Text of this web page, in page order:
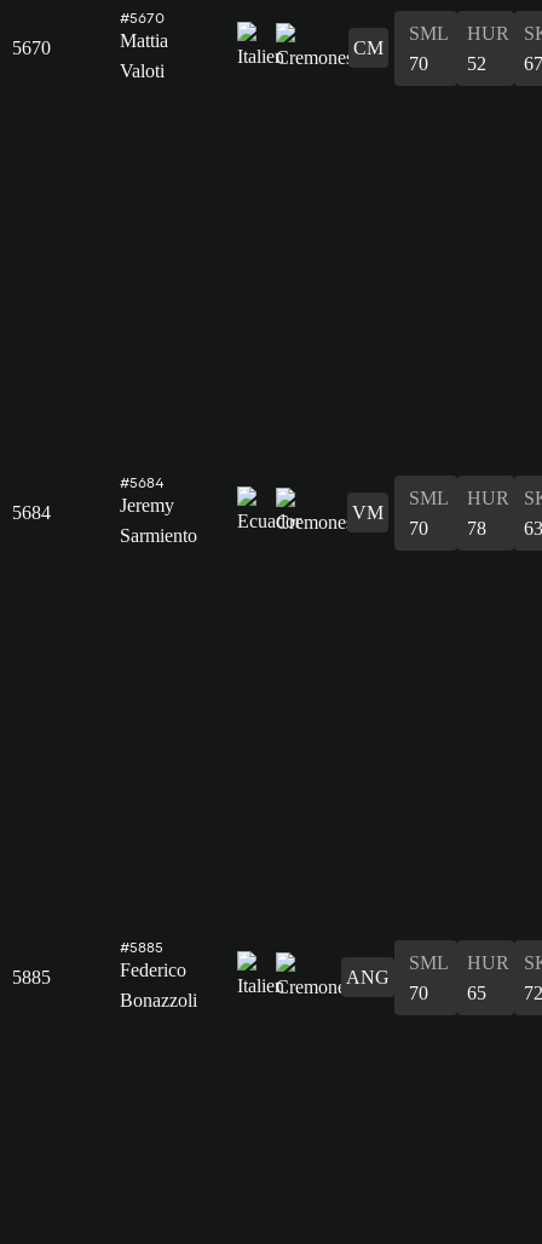
5670
#5670
Mattia
Valoti
CM
SML
70
HUR
52
67
5684
#5684
Jeremy
Sarmiento
VM
SML
70
HUR
78
63
5885
#5885
Federico
Bonazzoli
ANG
SML
70
HUR
65
72